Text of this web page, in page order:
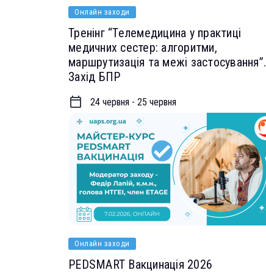
Онлайн заходи
Тренінг “Телемедицина у практиці
медичних сестер: алгоритми,
маршрутизація та межі застосування”.
Захід БПР
24 червня - 25 червня
Онлайн заходи
PEDSMART Вакцинація 2026